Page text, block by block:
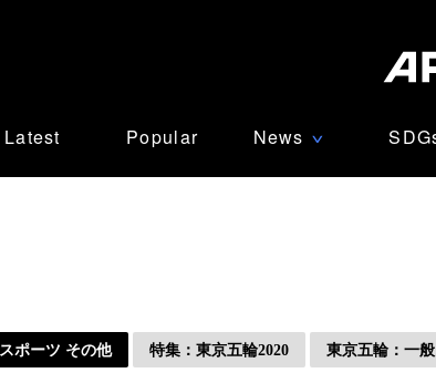
Latest Popular News ∨
スポーツ その他 特集：東京五輪2020 東京五輪：一